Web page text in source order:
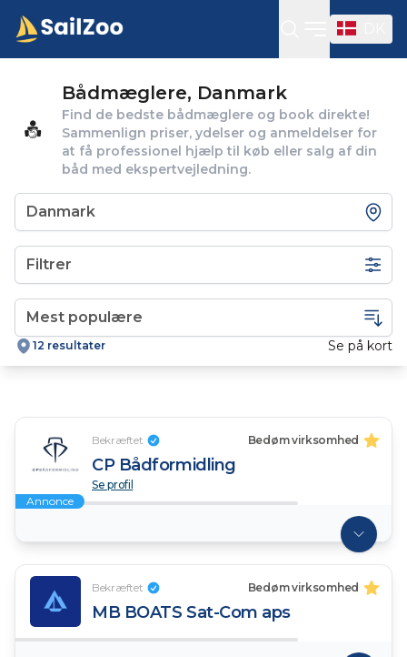
Open
Bådmæglere, Danmark
Find de bedste bådmæglere og book direkte!
Sammenlign priser, ydelser og anmeldelser for
at få professionel hjælp til køb eller salg af din
båd med ekspertvejledning.
Filtrer
12 resultater Se på kort
Bekræftet Bedøm virksomhed
CP Bådformidling
Se profil
Annonce
Bekræftet Bedøm virksomhed
MB BOATS Sat-Com aps